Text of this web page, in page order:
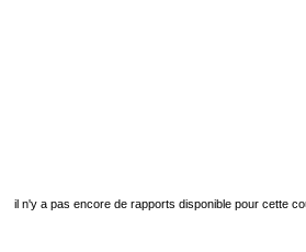
il n'y a pas encore de rapports disponible pour cette